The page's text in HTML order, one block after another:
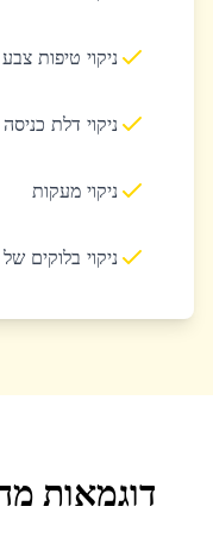
ניקוי טיפות צבע
ניקוי דלת כניסה
ניקוי מעקות
ניקוי בלוקים של
דוגמאות